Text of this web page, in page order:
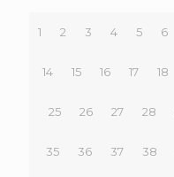
1 2 3 4 5 6
14 15 16 17 18
25 26 27 28
35 36 37 38